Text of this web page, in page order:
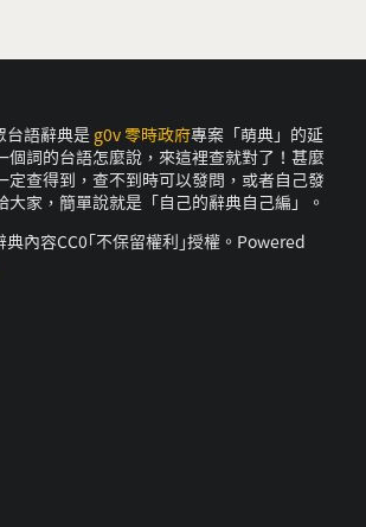
台語辭典是 g0v 零時政府專案「萌典」的延
個詞的台語怎麼說，來這裡查就對了！甚麼
定查得到，查不到時可以發問，或者自己發
大家，簡單說就是「自己的辭典自己編」。
典內容CC0｢不保留權利｣授權。Powered